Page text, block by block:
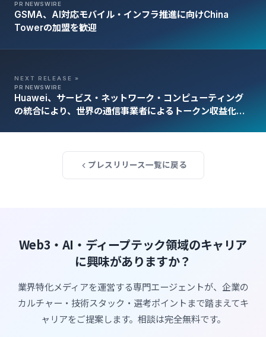
PR NEWSWIRE
GSMA、AI対応モバイル・インフラ推進に向けChina
Towerの加盟を歓迎
NEXT RELEASE »
PR NEWSWIRE
Huawei、サービス・ネットワーク・コンピューティング
の統合により、世界の通信事業者によるトークン収益化を
プレスリリース一覧に戻る
Web3・AI・ディープテック領域のキャリア
に興味がありますか？
業界特化メディアを運営する専門エージェントが、企業の
カルチャー・技術スタック・選考ポイントまで踏まえてキ
ャリアをご提案します。相談は完全無料です。